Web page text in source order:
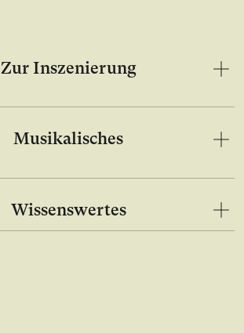
Zur Inszenierung
Musikalisches
Wissenswertes